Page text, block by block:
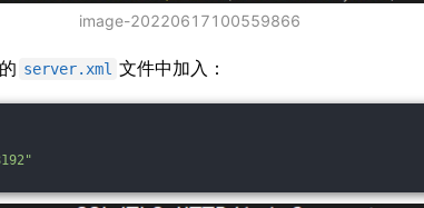
image-20220617100559866
server.xml 文件中加入：